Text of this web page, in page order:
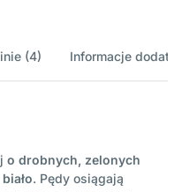
(4) Informacje
o drobnych, zelonych
. Pędy osiągają